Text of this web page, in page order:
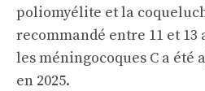
poliomyélite et la
recommandé entre 11 et 13
les méningocoques C a été
en 2025.